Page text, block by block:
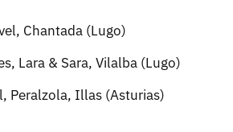
Chantada (Lugo)
Lara & Sara, Vilalba (Lugo)
Peralzola, Illas (Asturias)